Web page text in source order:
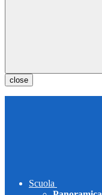
close
Scuola